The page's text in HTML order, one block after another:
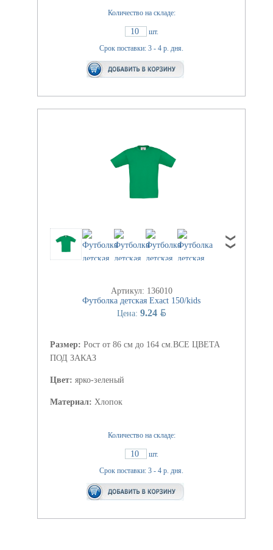
Количество на складе:
10
шт.
Срок поставки: 3 - 4 р. дня.
Артикул: 136010
Футболка детская Exact 150/kids
Цена: 9.24 BYN
Размер: Рост от 86 см до 164 см.ВСЕ ЦВЕТА
ПОД ЗАКАЗ
Цвет: ярко-зеленый
Материал: Хлопок
Количество на складе:
10
шт.
Срок поставки: 3 - 4 р. дня.